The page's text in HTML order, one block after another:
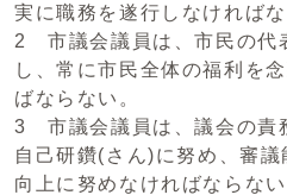
実に職務を遂行しなければな
2 市議会議員は、市民の代
し、常に市民全体の福利を
ばならない。
3 市議会議員は、議会の責
自己研鑽(さん)に努め、審
向上に努めなければならない